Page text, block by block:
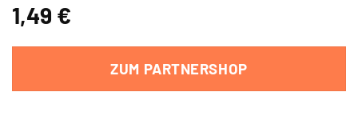
1,49 €
ZUM PARTNERSHOP